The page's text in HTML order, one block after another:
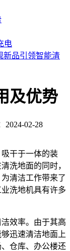
电
新品引领智能清
及优势
2024-02-28
干于一体的装
洗地面的同时，
清洁工作带来了
洗地机具有许多
效率。由于其高
迅速清洁地面上
仓库、办公楼还